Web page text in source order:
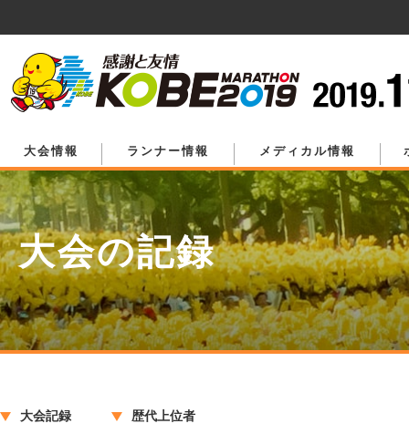
す。
大会情報 ランナー情報 メディカル情報
大会の記録
大会記録
歴代上位者